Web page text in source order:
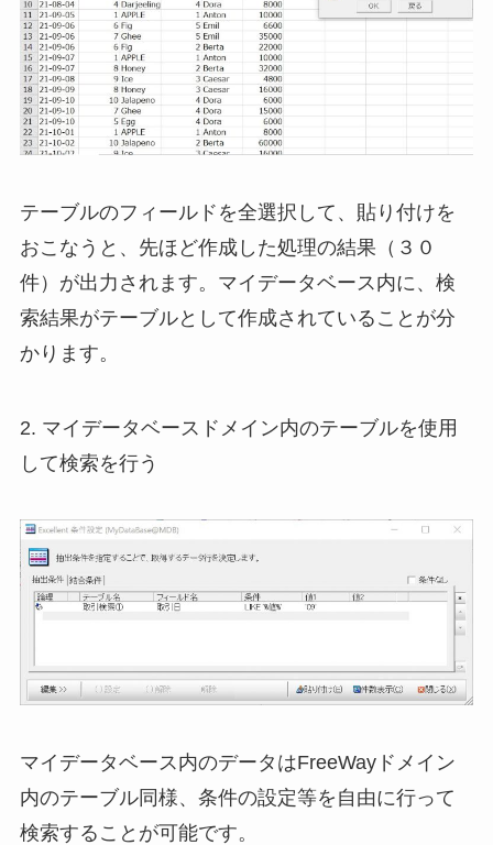
テーブルのフィールドを全選択して、貼り付けを
おこなうと、先ほど作成した処理の結果（３０
件）が出力されます。マイデータベース内に、検
索結果がテーブルとして作成されていることが分
かります。
2. マイデータベースドメイン内のテーブルを使用
して検索を行う
マイデータベース内のデータはFreeWayドメイン
内のテーブル同様、条件の設定等を自由に行って
検索することが可能です。